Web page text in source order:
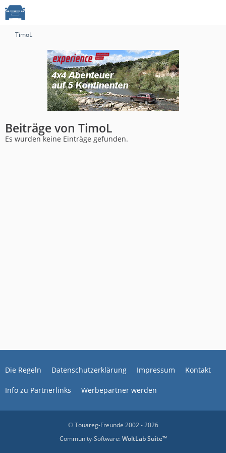
TimoL
Beiträge von TimoL
Es wurden keine Einträge gefunden.
Die Regeln Datenschutzerklärung Impressum Kontakt
Info zu Partnerlinks Werbepartner werden
© Touareg-Freunde 2002 - 2026
Community-Software:WoltLab Suite™